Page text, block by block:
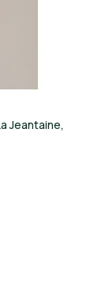
Jeantaine,